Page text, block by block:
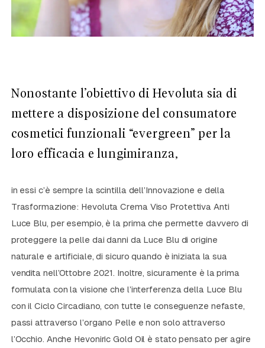
Nonostante l’obiettivo di Hevoluta sia di
mettere a disposizione del consumatore
cosmetici funzionali “evergreen” per la
loro efficacia e lungimiranza,
in essi c’è sempre la scintilla dell’Innovazione e della
Trasformazione: Hevoluta Crema Viso Protettiva Anti
Luce Blu, per esempio, è la prima che permette davvero di
proteggere la pelle dai danni da Luce Blu di origine
naturale e artificiale, di sicuro quando è iniziata la sua
vendita nell’Ottobre 2021. Inoltre, sicuramente è la prima
formulata con la visione che l’interferenza della Luce Blu
con il Ciclo Circadiano, con tutte le conseguenze nefaste,
passi attraverso l’organo Pelle e non solo attraverso
l’Occhio. Anche Hevoniric Gold Oil è stato pensato per agire